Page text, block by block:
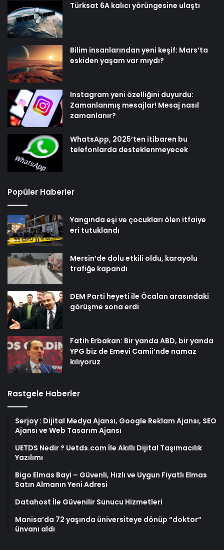
Türksat 6A kalıcı yörüngesine ulaştı
Bilim insanlarından yeni keşif: Mars’ta
eskiden yaşam var mıydı?
Instagram yeni özelliğini duyurdu:
Zamanlanmış mesajlar! Mesaj nasıl
zamanlanır?
WhatsApp, 2025’ten itibaren bu
telefonlarda desteklenmeyecek
Popüler Haberler
Yangında eşi ve çocukları ölen itfaiye
eri tutuklandı
Mersin’de dolu etkili oldu, karayolu
trafiğe kapandı
DEM Parti heyeti ile Öcalan arasındaki
görüşme sona erdi
Fatih Erbakan: Bir yanda ABD, bir yanda
YPG biz de Emevi Camii’nde namaz
kılıyoruz
Rastgele Haberler
Serjoy : Dijital Medya Ajansı, Google Reklam Ajansı, SEO
Ajansı ve Web Tasarım Ajansı
UETDS Nedir ? Uetds.com İle Akıllı Dijital Taşımacılık
Yazılımı
Bigo Elmas Bayi – Güvenli, Hızlı ve Uygun Fiyatlı Elmas
Satın Almanın Yeni Adresi
Datahost İle Güvenilir Sunucu Hizmetleri
Manisa’da 72 yaşında üniversiteye dönüp “doktor”
ünvanı aldı